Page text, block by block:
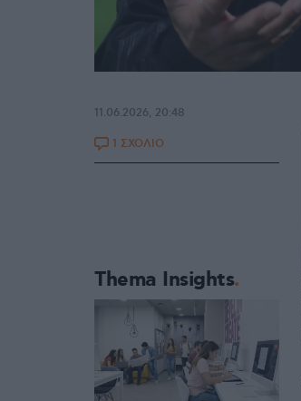
11.06.2026, 20:48
1 ΣΧΟΛΙΟ
Thema Insights